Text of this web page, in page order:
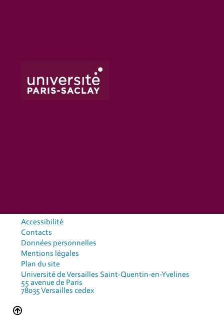
Accessibilité
Contacts
Données personnelles
Mentions légales
Plan du site
Université de Versailles Saint-Quentin-en-Yvelines
55 avenue de Paris
78035 Versailles cedex